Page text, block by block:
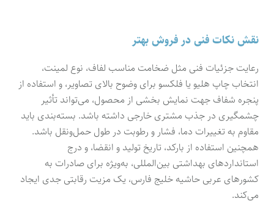
نقش نکات فنی در فروش بهتر
رعایت جزئیات فنی مثل ضخامت مناسب لفاف، نوع لمینت،
انتخاب چاپ هلیو یا فلکسو برای وضوح بالای تصاویر، و استفاده از
پنجره شفاف جهت نمایش بخشی از محصول، می‌تواند تأثیر
چشمگیری در جذب مشتری خارجی داشته باشد. بسته‌بندی باید
مقاوم به تغییرات دما، فشار و رطوبت در طول حمل‌ونقل باشد.
همچنین استفاده از بارکد، تاریخ تولید و انقضا، و درج
استانداردهای بهداشتی بین‌المللی، به‌ویژه برای صادرات به
کشورهای عربی حاشیه خلیج فارس، یک مزیت رقابتی جدی ایجاد
می‌کند.